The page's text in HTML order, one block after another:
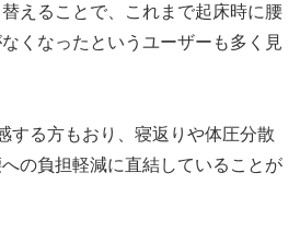
えることで、これまで起床時に腰
くなったというユーザーも多く見
する方もおり、寝返りや体圧分散
の負担軽減に直結していることが